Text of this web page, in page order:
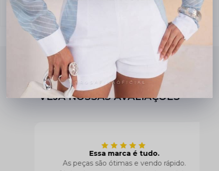
Nenhuma avaliação cadastrada para esse produto.
QUEM USA, RECOMENDA!
VEJA NOSSAS AVALIAÇÕES
Essa marca é tudo.
As peças são ótimas e vendo rápido.